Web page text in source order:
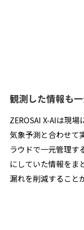
観測した情報も
ZEROSAI X-AIは現
気象予測と合わせて
ラウドで一元管理す
にしていた情報をま
漏れを削減すること